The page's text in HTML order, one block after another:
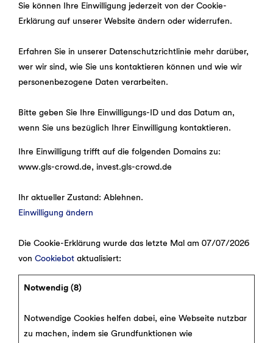
Sie können Ihre Einwilligung jederzeit von der Cookie-
Erklärung auf unserer Website ändern oder widerrufen.
Erfahren Sie in unserer Datenschutzrichtlinie mehr darüber,
wer wir sind, wie Sie uns kontaktieren können und wie wir
personenbezogene Daten verarbeiten.
Bitte geben Sie Ihre Einwilligungs-ID und das Datum an,
wenn Sie uns bezüglich Ihrer Einwilligung kontaktieren.
Ihre Einwilligung trifft auf die folgenden Domains zu:
www.gls-crowd.de, invest.gls-crowd.de
Ihr aktueller Zustand: Ablehnen.
Einwilligung ändern
Die Cookie-Erklärung wurde das letzte Mal am 07/07/2026
von Cookiebot aktualisiert:
Notwendig (8)
Notwendige Cookies helfen dabei, eine Webseite nutzbar
zu machen, indem sie Grundfunktionen wie